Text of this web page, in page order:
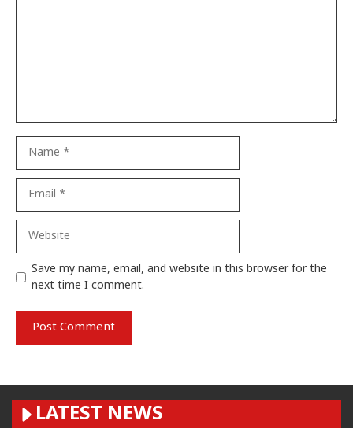
Save my name, email, and website in this browser for the
next time I comment.
LATEST NEWS